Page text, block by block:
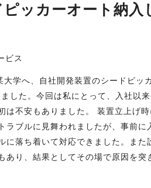
ピッカーオート納入
ビス
大学へ、自社開発装置のシードピッ
した。今回は私にとって、入社以
は不安もありました。 装置立上げ
ラブルに見舞われましたが、事前に
に落ち着いて対応できました。また
あり、結果としてその場で原因を突